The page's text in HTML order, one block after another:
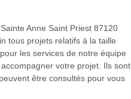
Anne Saint Priest 87120
tous projets relatifs à la taille
les services de notre équipe
votre projet. Ils sont
être consultés pour vous